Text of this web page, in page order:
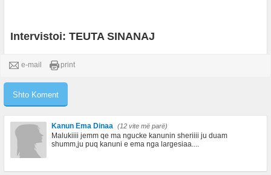
Intervistoi: TEUTA SINANAJ
e-mail print
Kanun Ema Dinaa (12 vite më parë)
Malukiiii jemm qe ma ngucke kanunin sheriiii ju duam
shumm,ju puq kanuni e ema nga largesiaa....